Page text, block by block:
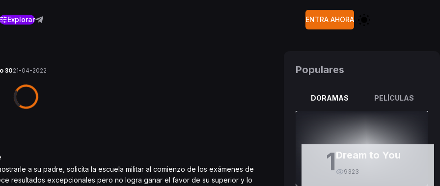
Explorar ENTRA AHORA
3021-04-2022
a su padre, solicita la escuela militar al comienzo de los exámenes de
resultados excepcionales pero no logra ganar el favor de su superior y lo
Populares
DORAMAS PELÍCULAS
1Dream to You
9323